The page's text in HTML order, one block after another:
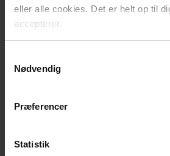
eller alle cookies. Det er helt op til
accepterer.
Nødvendig
Præferencer
Statistik
Innovasjon